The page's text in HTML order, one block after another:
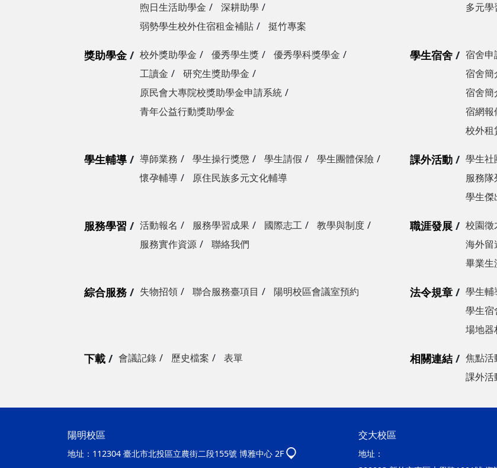
煦日生活助學金
深耕助學
弱勢學生校外住宿租金補貼
挺竹專案
多元學
獎助學金 校外獎助學金 優秀學生獎
優秀學科獎學金
工讀金
研究生獎助學金
原民會大專院校獎助學金申請系統
青年公益行動獎助學金
學生宿舍 宿舍申
宿舍簡
宿舍簡
宿網報
校外租
學生輔導 導師業務 學生操行獎懲 學生請假
學生團體保險
懷孕輔導
原住民族多元文化輔導
課外活動 學生社
服務隊
學生傑
服務學習 活動報名 服務學習成果 國際志工
教學與制度
服務實作資源
聯絡我們
職涯發展 校園徵
海外留
畢業生
綜合服務 失物招領 聯合服務臺項目 陽明校區會議室預約 法令規章 學生輔
學生宿
場地器
下載 會議記錄 歷史檔案 表單 相關連結 焦點活
課外活
陽明校區
地址： 112304 臺北市北投區立農街二段155號 博雅中心 2F
交大校區
地址：